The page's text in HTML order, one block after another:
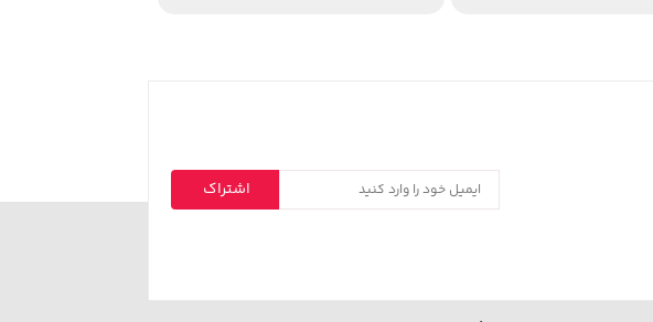
اشتراک